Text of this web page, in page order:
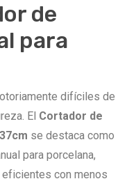
de
para
difíciles de
El Cortador de
se destaca como
para porcelana,
con menos